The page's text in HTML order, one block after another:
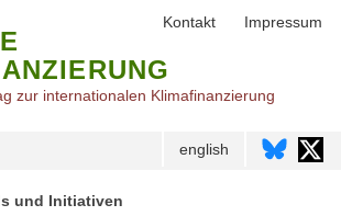
zur internationalen Klimafinanzierung
english
und Initiativen
Kontakt Impressum